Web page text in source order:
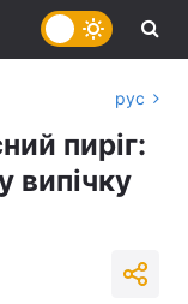
рус
пиріг:
випічку